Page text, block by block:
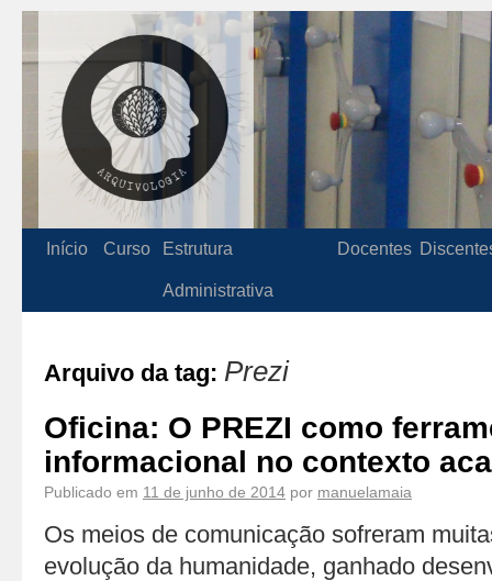
Início Curso Estrutura
Administrativa
Docentes
Arquivo da tag: Prezi
Oficina: O PREZI como
informacional no contexto
Publicado em 11 de junho de 2014 por manuelamaia
Os meios de comunicação sofreram
evolução da humanidade, ganhado